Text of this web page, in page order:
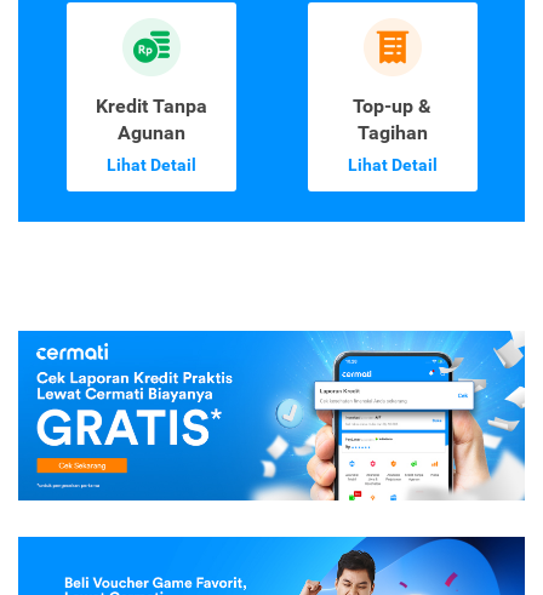
Kredit Tanpa
Agunan
Lihat Detail
Top-up &
Tagihan
Lihat Detail